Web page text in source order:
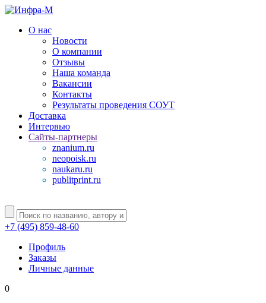
О нас
Новости
О компании
Отзывы
Наша команда
Вакансии
Контакты
Результаты проведения СОУТ
Доставка
Интервью
Сайты-партнеры
znanium.ru
neopoisk.ru
naukaru.ru
publitprint.ru
+7 (495) 859-48-60
Профиль
Заказы
Личные данные
0